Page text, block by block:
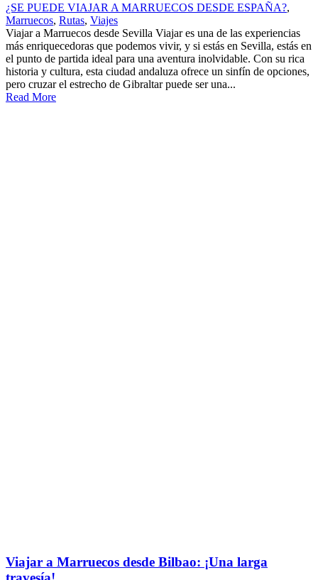
¿SE PUEDE VIAJAR A MARRUECOS DESDE ESPAÑA?,
Marruecos, Rutas, Viajes
Viajar a Marruecos desde Sevilla Viajar es una de las experiencias
más enriquecedoras que podemos vivir, y si estás en Sevilla, estás en
el punto de partida ideal para una aventura inolvidable. Con su rica
historia y cultura, esta ciudad andaluza ofrece un sinfín de opciones,
pero cruzar el estrecho de Gibraltar puede ser una...
Read More
Viajar a Marruecos desde Bilbao: ¡Una larga